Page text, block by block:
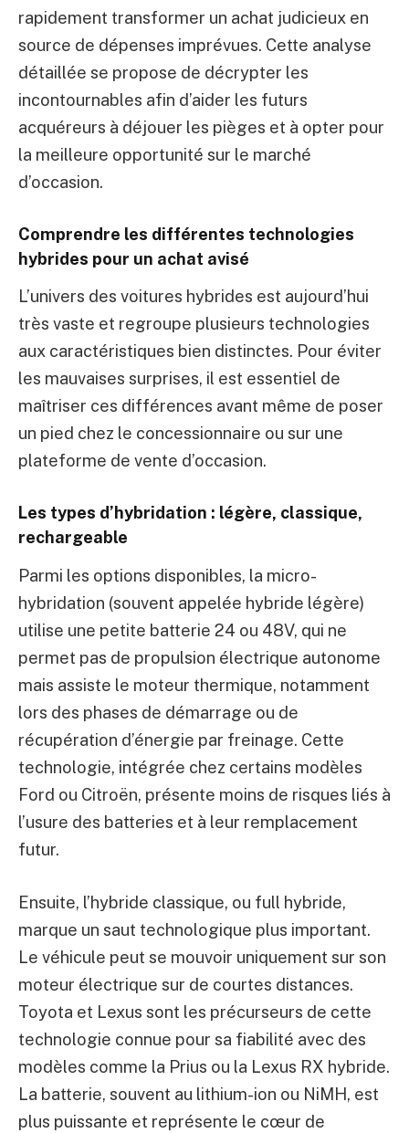
rapidement transformer un achat judicieux en
source de dépenses imprévues. Cette analyse
détaillée se propose de décrypter les
incontournables afin d’aider les futurs
acquéreurs à déjouer les pièges et à opter pour
la meilleure opportunité sur le marché
d’occasion.
Comprendre les différentes technologies
hybrides pour un achat avisé
L’univers des voitures hybrides est aujourd’hui
très vaste et regroupe plusieurs technologies
aux caractéristiques bien distinctes. Pour éviter
les mauvaises surprises, il est essentiel de
maîtriser ces différences avant même de poser
un pied chez le concessionnaire ou sur une
plateforme de vente d’occasion.
Les types d’hybridation : légère, classique,
rechargeable
Parmi les options disponibles, la micro-
hybridation (souvent appelée hybride légère)
utilise une petite batterie 24 ou 48V, qui ne
permet pas de propulsion électrique autonome
mais assiste le moteur thermique, notamment
lors des phases de démarrage ou de
récupération d’énergie par freinage. Cette
technologie, intégrée chez certains modèles
Ford ou Citroën, présente moins de risques liés à
l’usure des batteries et à leur remplacement
futur.
Ensuite, l’hybride classique, ou full hybride,
marque un saut technologique plus important.
Le véhicule peut se mouvoir uniquement sur son
moteur électrique sur de courtes distances.
Toyota et Lexus sont les précurseurs de cette
technologie connue pour sa fiabilité avec des
modèles comme la Prius ou la Lexus RX hybride.
La batterie, souvent au lithium-ion ou NiMH, est
plus puissante et représente le cœur de